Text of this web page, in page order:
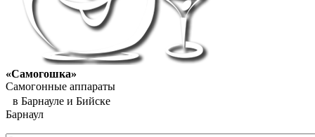
«Самогошка»
Самогонные аппараты
в Барнауле и Бийске
Барнаул